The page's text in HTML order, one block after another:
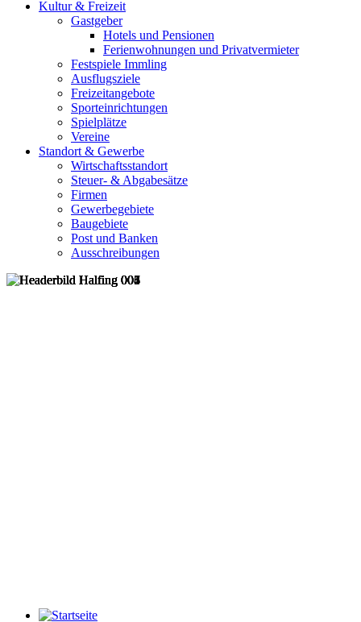
Kultur & Freizeit
Gastgeber
Hotels und Pensionen
Ferienwohnungen und Privatvermieter
Festspiele Immling
Ausflugsziele
Freizeitangebote
Sporteinrichtungen
Spielplätze
Vereine
Standort & Gewerbe
Wirtschaftsstandort
Steuer- & Abgabesätze
Firmen
Gewerbegebiete
Baugebiete
Post und Banken
Ausschreibungen